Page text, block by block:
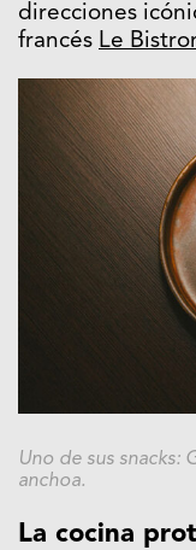
direcciones
francés Le
Uno de sus
anchoa.
La cocina